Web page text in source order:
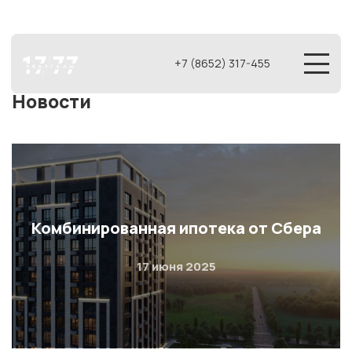
+7 (8652) 317-455
Новости
Комбинированная ипотека от Сбера
17 июня 2025